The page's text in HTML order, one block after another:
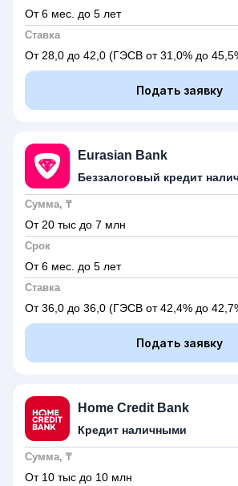
От 6 мес. до 5 лет
Ставка
От 28,0 до 42,0 (ГЭСВ от 31,0% до
Подать заявку
Eurasian Bank
Беззалоговый кредит
Сумма, ₸
От 20 тыс до 7 млн
Срок
От 6 мес. до 5 лет
Ставка
От 36,0 до 36,0 (ГЭСВ от 42,4% до
Подать заявку
Home Credit Bank
Кредит наличными
Сумма, ₸
От 10 тыс до 10 млн